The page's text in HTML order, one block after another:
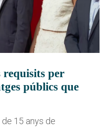
requisits per
públics que
15 anys de